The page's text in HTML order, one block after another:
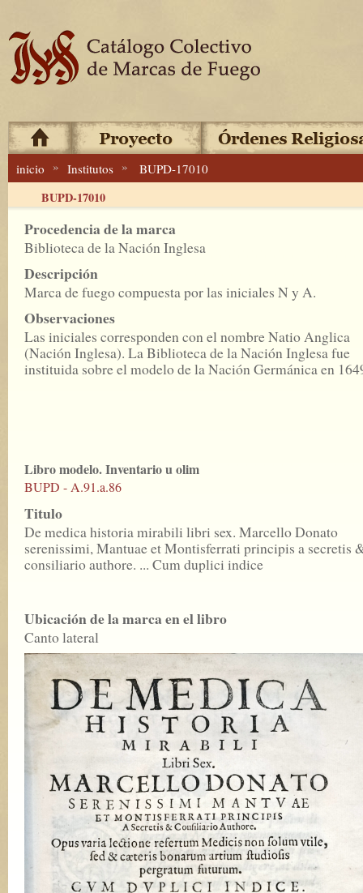
inicio » Institutos » BUPD-17010
BUPD-17010
Procedencia de la marca
Biblioteca de la Nación Inglesa
Descripción
Marca de fuego compuesta por las iniciales N y A.
Observaciones
Las iniciales corresponden con el nombre Natio Anglica
(Nación Inglesa). La Biblioteca de la Nación Inglesa fue
instituida sobre el modelo de la Nación Germánica en
Libro modelo. Inventario u olim
BUPD - A.91.a.86
Titulo
De medica historia mirabili libri sex. Marcello Donato
serenissimi, Mantuae et Montisferrati principis a secretis
consiliario authore. ... Cum duplici indice
Ubicación de la marca en el libro
Canto lateral